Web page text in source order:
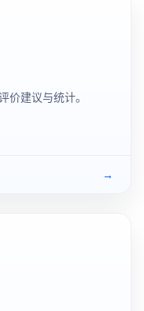
价建议与统计。
→